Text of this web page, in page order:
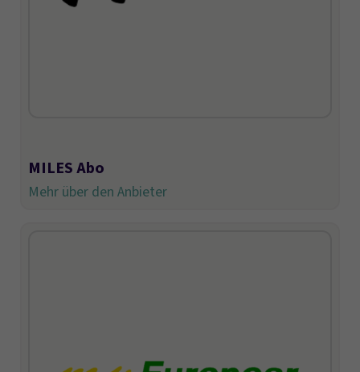
MILES Abo
Mehr über den Anbieter